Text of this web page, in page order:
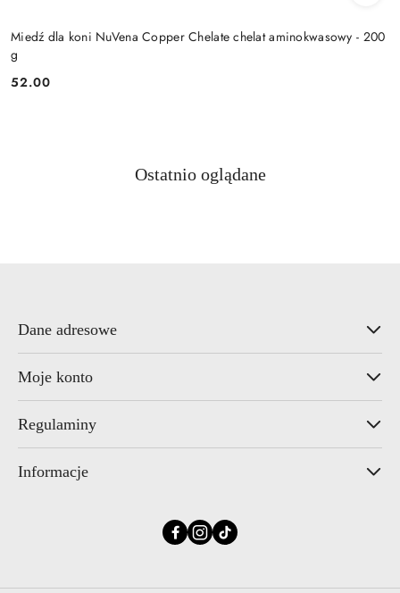
Miedź dla koni NuVena Copper Chelate chelat aminokwasowy - 200
g
Cena:
52.00
Pomiń karuzelę produktów
Produkty
Ostatnio oglądane
Dane adresowe
Moje konto
Regulaminy
Informacje